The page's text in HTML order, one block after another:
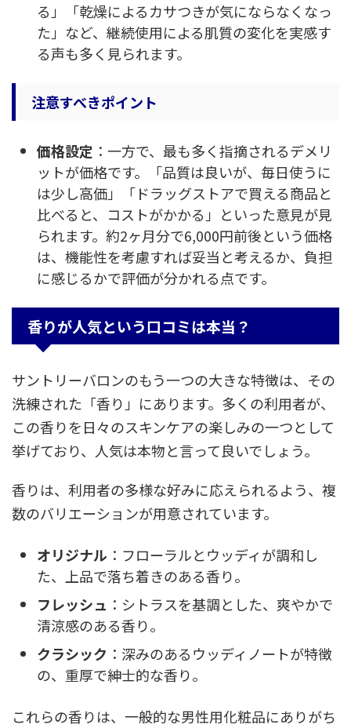
る」「乾燥によるカサつきが気にならなくなっ
た」など、継続使用による肌質の変化を実感す
る声も多く見られます。
注意すべきポイント
価格設定 ：一方で、最も多く指摘されるデメリ
ットが価格です。「品質は良いが、毎日使うに
は少し高価」「ドラッグストアで買える商品と
比べると、コストがかかる」といった意見が見
られます。約2ヶ月分で6,000円前後という価格
は、機能性を考慮すれば妥当と考えるか、負担
に感じるかで評価が分かれる点です。
香りが人気という口コミは本当？
サントリーバロンのもう一つの大きな特徴は、その
洗練された「香り」にあります。多くの利用者が、
この香りを日々のスキンケアの楽しみの一つとして
挙げており、人気は本物と言って良いでしょう。
香りは、利用者の多様な好みに応えられるよう、複
数のバリエーションが用意されています。
オリジナル ：フローラルとウッディが調和し
た、上品で落ち着きのある香り。
フレッシュ ：シトラスを基調とした、爽やかで
清涼感のある香り。
クラシック ：深みのあるウッディノートが特徴
の、重厚で紳士的な香り。
これらの香りは、一般的な男性用化粧品にありがち